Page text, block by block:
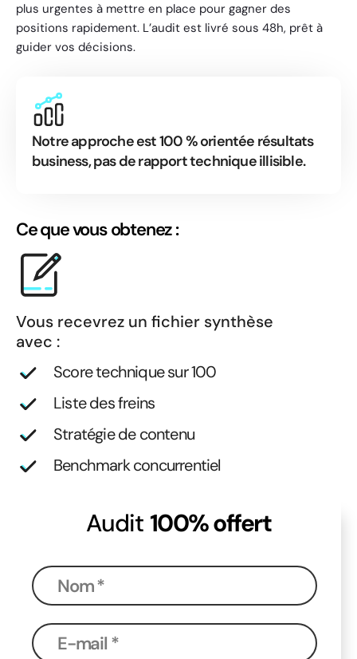
plus urgentes à mettre en place pour gagner des
positions rapidement. L’audit est livré sous 48h, prêt à
guider vos décisions.
Notre approche est 100 % orientée résultats
business, pas de rapport technique illisible.
Ce que vous obtenez :
Vous recevrez un fichier synthèse
avec :
Score technique sur 100
Liste des freins
Stratégie de contenu
Benchmark concurrentiel
Audit 100% offert